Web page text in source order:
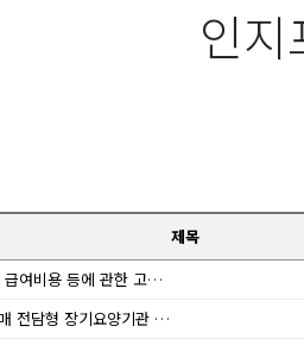
인지
제목
복지용구 품목별 제품목록 및 급여비용 등에 관한 고시 일부 개정 안내
조규홍 복지부 장관 후보 "치매 전담형 장기요양기관 확충 방향성"